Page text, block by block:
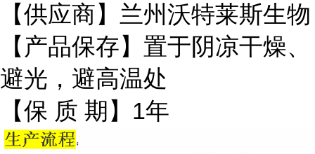
【供应商】兰州沃特莱斯生物
【产品保存】置于阴凉干燥、
避光，避高温处
【保 质 期】1年